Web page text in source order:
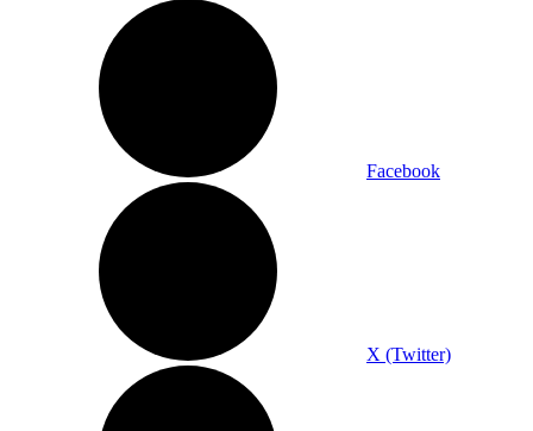
Facebook
X (Twitter)